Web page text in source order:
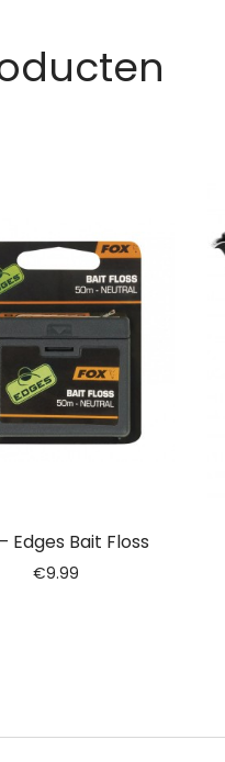
Edges Bait Floss
€9.99